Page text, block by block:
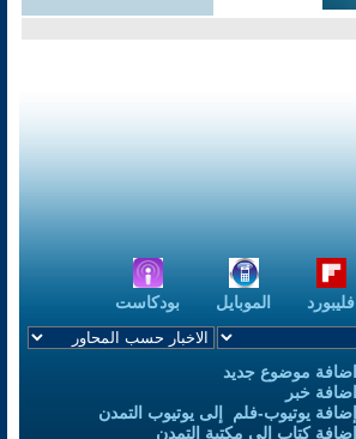
فليبورد الموبايل بودكاست
اضافة موضوع جديد
اضافة خبر
إضافة يوتيوب-فلم إلى يوتيوب التمدن
إضافة كتاب إلى مكتبة التمدن